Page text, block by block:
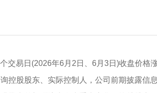
交易日(2026年6月2日、6月3日)收盘价格
控股股东、实际控制人，公司前期披露信